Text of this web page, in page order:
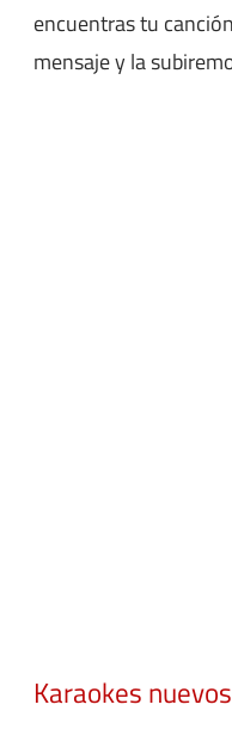
encuentras tu
mensaje y la
Karaokes nuevos